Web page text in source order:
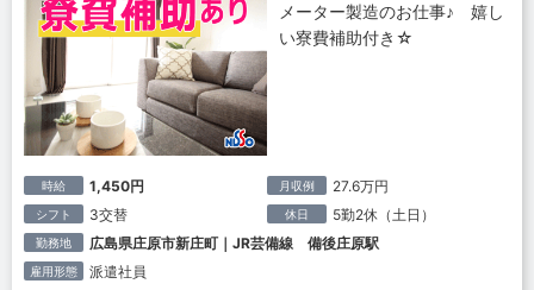
メーター製造のお仕事♪ 嬉し
い寮費補助付き☆
時給 1,450円 月収例 27.6万円
シフト 3交替 休日 5勤2休（土日）
勤務地 広島県庄原市新庄町｜JR芸備線 備後庄原駅
雇用形態 派遣社員